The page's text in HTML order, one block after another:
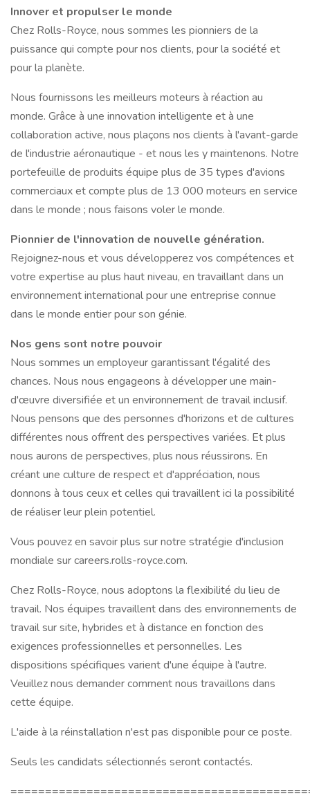
Innover et propulser le monde
Chez Rolls-Royce, nous sommes les pionniers de la
puissance qui compte pour nos clients, pour la société et
pour la planète.
Nous fournissons les meilleurs moteurs à réaction au
monde. Grâce à une innovation intelligente et à une
collaboration active, nous plaçons nos clients à l'avant-garde
de l'industrie aéronautique - et nous les y maintenons. Notre
portefeuille de produits équipe plus de 35 types d'avions
commerciaux et compte plus de 13 000 moteurs en service
dans le monde ; nous faisons voler le monde.
Pionnier de l'innovation de nouvelle génération.
Rejoignez-nous et vous développerez vos compétences et
votre expertise au plus haut niveau, en travaillant dans un
environnement international pour une entreprise connue
dans le monde entier pour son génie.
Nos gens sont notre pouvoir
Nous sommes un employeur garantissant l'égalité des
chances. Nous nous engageons à développer une main-
d'œuvre diversifiée et un environnement de travail inclusif.
Nous pensons que des personnes d'horizons et de cultures
différentes nous offrent des perspectives variées. Et plus
nous aurons de perspectives, plus nous réussirons. En
créant une culture de respect et d'appréciation, nous
donnons à tous ceux et celles qui travaillent ici la possibilité
de réaliser leur plein potentiel.
Vous pouvez en savoir plus sur notre stratégie d'inclusion
mondiale sur careers.rolls-royce.com.
Chez Rolls-Royce, nous adoptons la flexibilité du lieu de
travail. Nos équipes travaillent dans des environnements de
travail sur site, hybrides et à distance en fonction des
exigences professionnelles et personnelles. Les
dispositions spécifiques varient d'une équipe à l'autre.
Veuillez nous demander comment nous travaillons dans
cette équipe.
L'aide à la réinstallation n'est pas disponible pour ce poste.
Seuls les candidats sélectionnés seront contactés.